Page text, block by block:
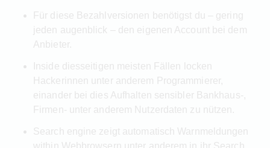
Für diese Bezahlversionen benötigst du – gering
jeden augenblick – den eigenen Account bei dem
Anbieter.
Inside diesseitigen meisten Fällen locken
Hackerinnen unter anderem Programmierer,
einander bei dies Aufhalten sensibler Bankhaus-,
Firmen- unter anderem Nutzerdaten zu nützen.
Search engine zeigt automatisch Warnmeldungen
within Webbrowsern unter anderem in ihr Search